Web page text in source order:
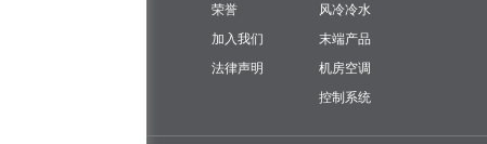
荣誉
加入我们
法律声明
风冷冷水
末端产品
机房空调
控制系统